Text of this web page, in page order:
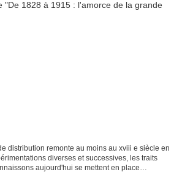
distribution remonte au moins au xviii e siècle en
diverses et successives, les traits
aujourd'hui se mettent en place